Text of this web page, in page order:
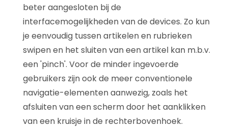
beter aangesloten bij de
interfacemogelijkheden van de devices. Zo kun
je eenvoudig tussen artikelen en rubrieken
swipen en het sluiten van een artikel kan m.b.v.
een 'pinch'. Voor de minder ingevoerde
gebruikers zijn ook de meer conventionele
navigatie-elementen aanwezig, zoals het
afsluiten van een scherm door het aanklikken
van een kruisje in de rechterbovenhoek.